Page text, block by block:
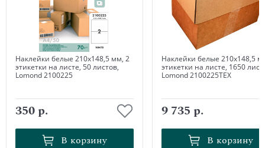
Наклейки белые 210х148,5 мм, 2
этикетки на листе, 50 листов,
Lomond 2100225
350 р.
В корзину
В корзину
Наклейки белые 210х148,5
этикетки на листе, 1650
Lomond 2100225ТЕХ
9 735 р.
В корзину
В корзину